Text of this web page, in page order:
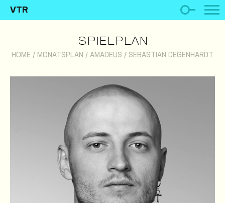
VTR
SPIELPLAN
HOME / MONATSPLAN / AMADEUS / SEBASTIAN DEGENHARDT